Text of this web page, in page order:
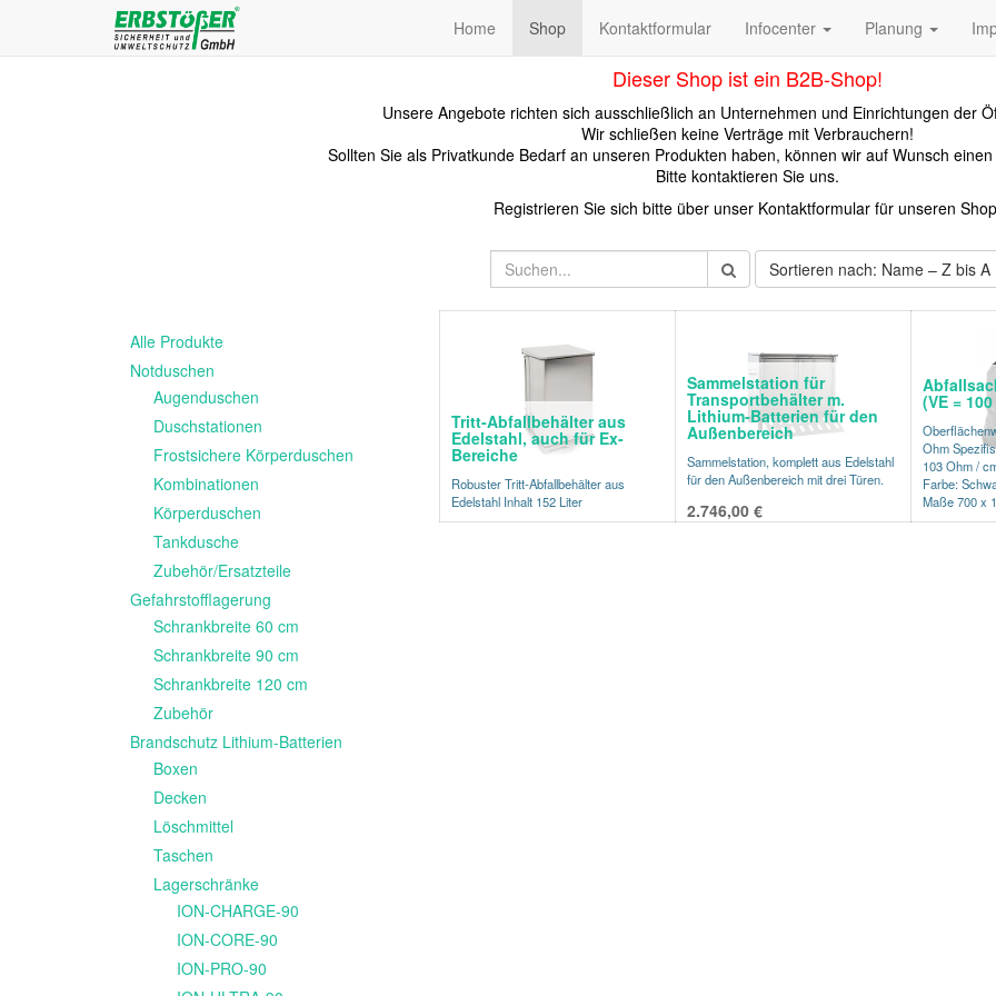
Home Shop Kontaktformular Infocenter Planung
Dieser Shop ist ein B2B-Shop!
Unsere Angebote richten sich ausschließlich an Unternehmen und Einrichtungen der
Wir schließen keine Verträge mit Verbrauchern!
Sollten Sie als Privatkunde Bedarf an unseren Produkten haben, können wir auf Wunsch
Bitte kontaktieren Sie uns.
Registrieren Sie sich bitte über unser Kontaktformular für unseren
Sortieren nach: Name – Z bis A
Alle Produkte
Notduschen
Augenduschen
Duschstationen
Frostsichere Körperduschen
Kombinationen
Körperduschen
Tankdusche
Zubehör/Ersatzteile
Gefahrstofflagerung
Schrankbreite 60 cm
Schrankbreite 90 cm
Schrankbreite 120 cm
Zubehör
Brandschutz Lithium-Batterien
Boxen
Decken
Löschmittel
Taschen
Lagerschränke
ION-CHARGE-90
ION-CORE-90
ION-PRO-90
Tritt-Abfallbehälter aus
Edelstahl, auch für Ex-
Bereiche
Robuster Tritt-Abfallbehälter aus
Edelstahl Inhalt 152 Liter
Sammelstation für
Transportbehälter m.
Lithium-Batterien für den
Außenbereich
Sammelstation, komplett aus Edelstahl
für den Außenbereich mit drei Türen.
2.746,00€
(VE =
Ohm
103 Ohm /
Farbe:
Maße 700 x